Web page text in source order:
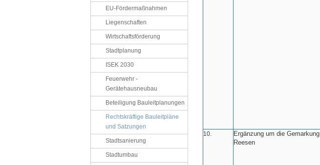
10.
Ergänzung um die Gemarkung
Reesen
EU-Fördermaßnahmen
Liegenschaften
Wirtschaftsförderung
Stadtplanung
ISEK 2030
Feuerwehr -
Gerätehausneubau
Beteiligung Bauleitplanungen
Rechtskräftige Bauleitpläne
und Satzungen
Stadtsanierung
Stadtumbau